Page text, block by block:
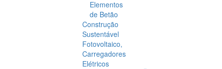
Elementos
de Betão
Construção
Sustentável
Fotovoltaico,
Carregadores
Elétricos